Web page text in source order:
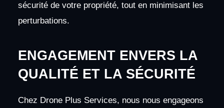
sécurité de votre propriété, tout en minimisant les
perturbations.
ENGAGEMENT ENVERS LA
QUALITÉ ET LA SÉCURITÉ
Chez Drone Plus Services, nous nous engageons